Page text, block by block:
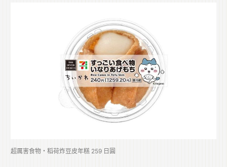
超厲害食物・稻荷炸豆皮年糕 259 日圓